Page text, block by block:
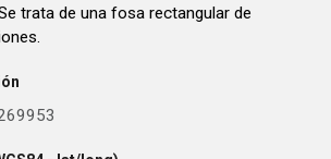
trata de una fosa rectangular de